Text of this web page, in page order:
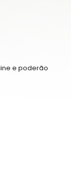
e poderão